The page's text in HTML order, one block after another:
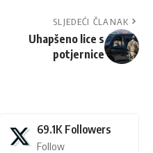
SLJEDEĆI ČLANAK
Uhapšeno lice s
potjernice
69.1K Followers
Follow